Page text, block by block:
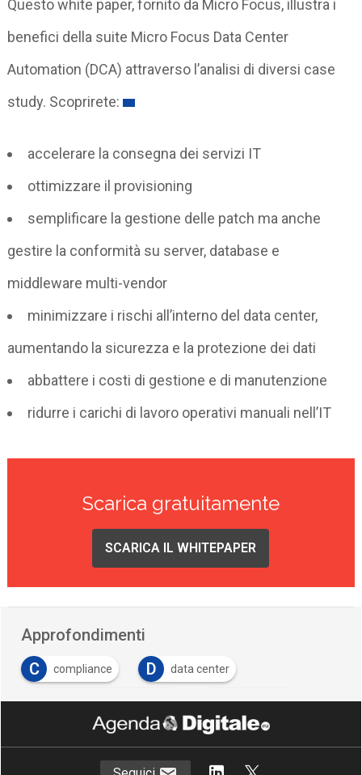
Questo white paper, fornito da Micro Focus, illustra i
benefici della suite Micro Focus Data Center
Automation (DCA) attraverso l’analisi di diversi case
study. Scoprirete:
accelerare la consegna dei servizi IT
ottimizzare il provisioning
semplificare la gestione delle patch ma anche
gestire la conformità su server, database e
middleware multi-vendor
minimizzare i rischi all’interno del data center,
aumentando la sicurezza e la protezione dei dati
abbattere i costi di gestione e di manutenzione
ridurre i carichi di lavoro operativi manuali nell’IT
Scarica gratuitamente
SCARICA IL WHITEPAPER
Approfondimenti
C
compliance D data center
D data center automation M Micro Focus
patching P provisioning